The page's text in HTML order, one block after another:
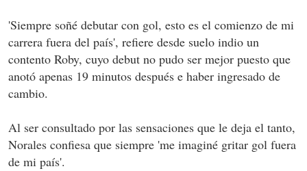
'Siempre soñé debutar con gol, esto es el comienzo de mi
carrera fuera del país', refiere desde suelo indio un
contento Roby, cuyo debut no pudo ser mejor puesto que
anotó apenas 19 minutos después e haber ingresado de
cambio.
Al ser consultado por las sensaciones que le deja el tanto,
Norales confiesa que siempre 'me imaginé gritar gol fuera
de mi país'.